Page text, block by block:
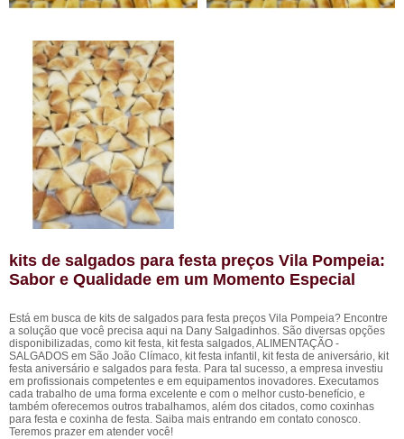
kits de salgados para festa preços Vila Pompeia:
Sabor e Qualidade em um Momento Especial
Está em busca de kits de salgados para festa preços Vila Pompeia? Encontre
a solução que você precisa aqui na Dany Salgadinhos. São diversas opções
disponibilizadas, como kit festa, kit festa salgados, ALIMENTAÇÃO -
SALGADOS em São João Clímaco, kit festa infantil, kit festa de aniversário, kit
festa aniversário e salgados para festa. Para tal sucesso, a empresa investiu
em profissionais competentes e em equipamentos inovadores. Executamos
cada trabalho de uma forma excelente e com o melhor custo-benefício, e
também oferecemos outros trabalhamos, além dos citados, como coxinhas
para festa e coxinha de festa. Saiba mais entrando em contato conosco.
Teremos prazer em atender você!